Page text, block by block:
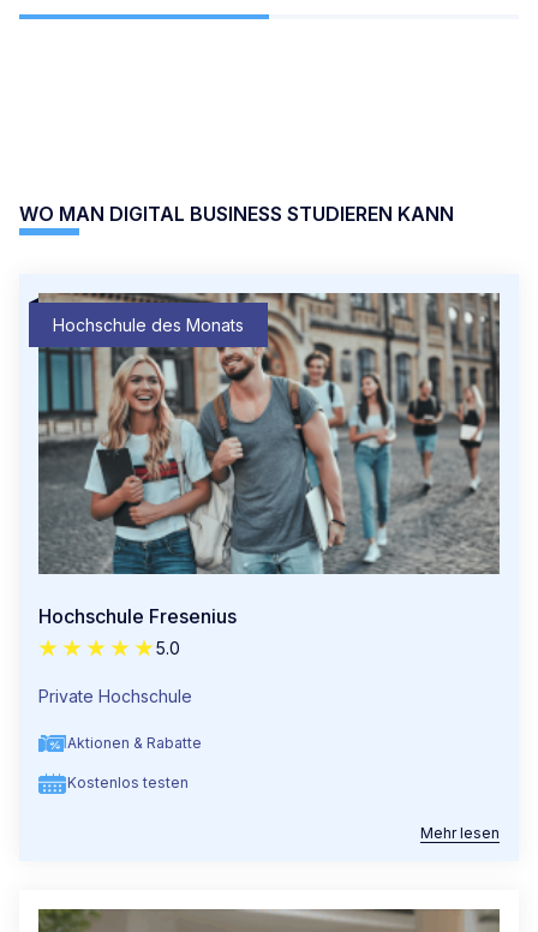
WO MAN DIGITAL BUSINESS STUDIEREN KANN
Hochschule des Monats
Hochschule Fresenius
5.0
Private Hochschule
Aktionen & Rabatte
Kostenlos testen
Mehr lesen